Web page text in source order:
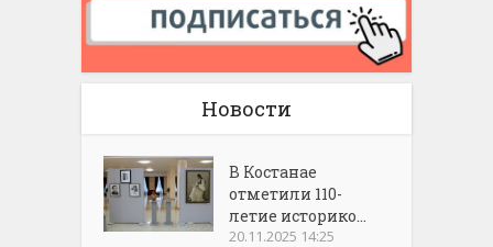
Новости
В Костанае
отметили 110-
летие историко...
20.11.2025 14:25